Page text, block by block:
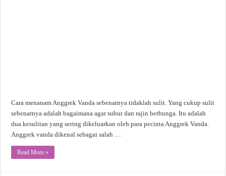
Cara menanam Anggrek Vanda sebenarnya tidaklah sulit. Yang cukup sulit
sebenarnya adalah bagaimana agar subur dan rajin berbunga. Itu adalah
dua kesulitan yang sering dikeluarkan oleh para pecinta Anggrek Vanda.
Anggrek vanda dikenal sebagai salah …
Read More »